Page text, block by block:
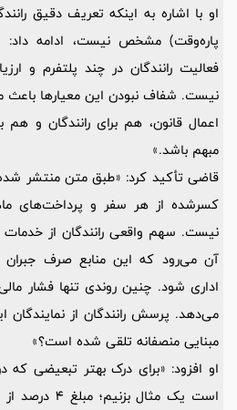
او با اشاره به اینکه تعریف دقیق
پاره‌وقت) مشخص نیست، ادامه داد:
فعالیت رانندگان در چند پلتفرم و
نیست. شفاف نبودن این معیارها
اعمال قانون، هم برای رانندگان و هم
مبهم باشد.»
نیست. سهم واقعی رانندگان از
آن می‌رود که این منابع صرف
اداری شود. چنین روندی تنها فشار
می‌دهد. پرسش رانندگان از
مبنایی منصفانه تلقی شده است؟»
او افزود: «برای درک بهتر تبعیضی که
است یک مثال